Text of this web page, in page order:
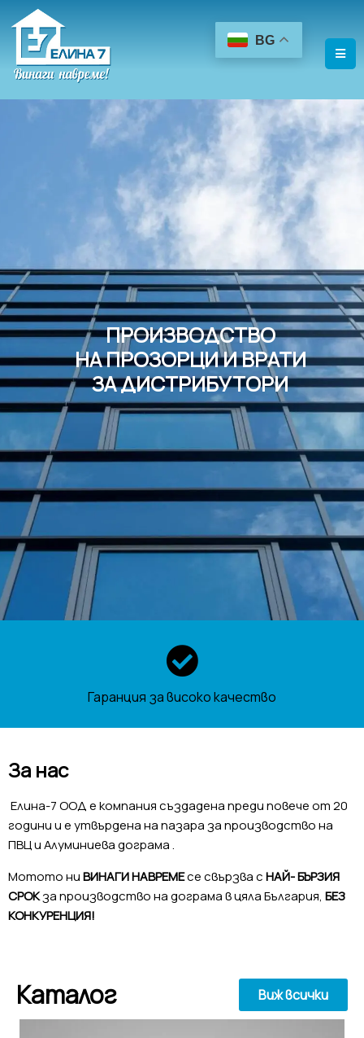
BG
ПРОИЗВОДСТВО
НА ПРОЗОРЦИ И ВРАТИ
ЗА ДИСТРИБУТОРИ
Гаранция за високо качество
За нас
Елина-7 ООД е компания създадена преди повече от 20
години и е утвърдена на пазара за производство на
ПВЦ и Алуминиева дограма .
Мотото ниВИНАГИ НАВРЕМЕсе свързва сНАЙ- БЪРЗИЯ
СРОКза производство на дограма в цяла България, БЕЗ
КОНКУРЕНЦИЯ!
Каталог Виж всички